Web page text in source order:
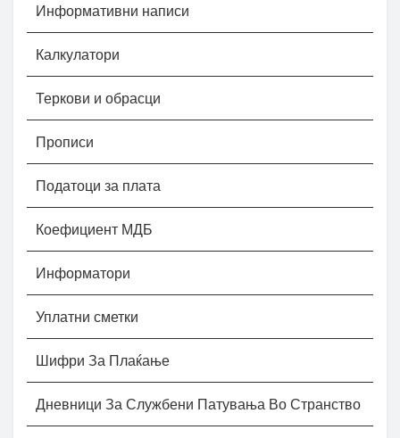
Информативни написи
Калкулатори
Теркови и обрасци
Прописи
Податоци за плата
Коефициент МДБ
Информатори
Уплатни сметки
Шифри За Плаќање
Дневници За Службени Патувања Во Странство